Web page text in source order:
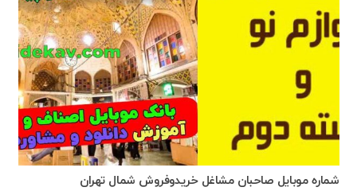
شماره موبایل صاحبان مشاغل خریدوفروش شمال تهران